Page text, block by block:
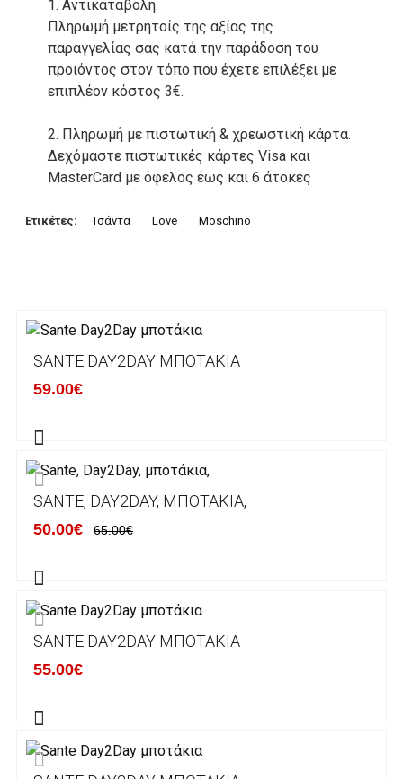
1. Αντικαταβολή.
Πληρωμή μετρητοίς της αξίας της
παραγγελίας σας κατά την παράδοση του
προιόντος στον τόπο που έχετε επιλέξει με
επιπλέον κόστος 3€.
2. Πληρωμή με πιστωτική & χρεωστική κάρτα.
Δεχόμαστε πιστωτικές κάρτες Visa και
MasterCard με όφελος έως και 6 άτοκες
μας κατάστημα πραγρατοποιούνται μέσα από
Λογαριασμό.
κάποιον απο τους ακόλουθους τραπεζικούς
λογαριασμούς:
ΕΞΟΔΑ ΑΠΟΣΤΟΛΗΣ
ΕΛΛΑΔΑ
μεταφορικών 2€ για αγορές κάτω των 50€
Τα προϊόντα που παραγγέλνει ο χρήστης μέσω
του ηλεκτρονικού καταστήματος lablanca.gr
Ετικέτες: Τσάντα Love Moschino
SANTE DAY2DAY ΜΠΟΤΆΚΙΑ
59.00€
SANTE, DAY2DAY, ΜΠΟΤΆΚΙΑ,
50.00€ 65.00€
SANTE DAY2DAY ΜΠΟΤΆΚΙΑ
55.00€